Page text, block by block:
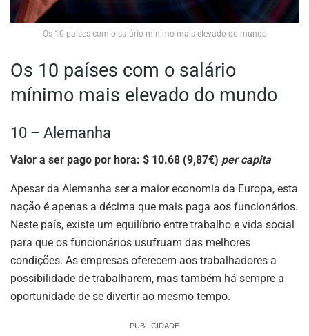
Os 10 países com o salário mínimo mais elevado do mundo
Os 10 países com o salário
mínimo mais elevado do mundo
10 – Alemanha
Valor a ser pago por hora: $ 10.68 (9,87€) per capita
Apesar da Alemanha ser a maior economia da Europa, esta
nação é apenas a décima que mais paga aos funcionários.
Neste país, existe um equilíbrio entre trabalho e vida social
para que os funcionários usufruam das melhores
condições. As empresas oferecem aos trabalhadores a
possibilidade de trabalharem, mas também há sempre a
oportunidade de se divertir ao mesmo tempo.
PUBLICIDADE